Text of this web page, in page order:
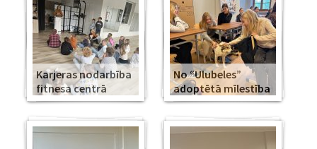
Karjeras nodarbība
fitnesa centrā
No “Ulubeles”
adoptētā mīlestība